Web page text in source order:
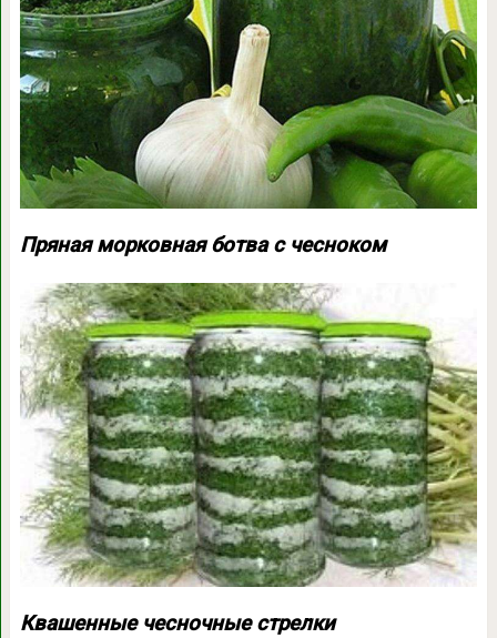
Пряная морковная ботва с чесноком
Квашенные чесночные стрелки